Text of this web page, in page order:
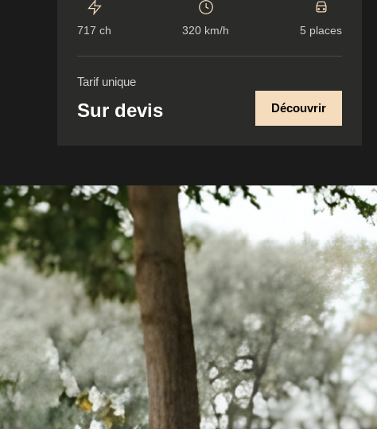
717 ch 320 km/h 5 places
Tarif unique
Sur devis Découvrir